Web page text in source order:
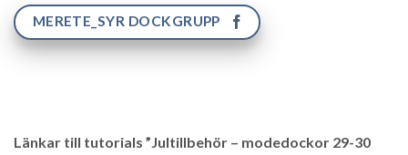
MERETE_SYR DOCKGRUPP
Länkar till tutorials ”Jultillbehör – modedockor 29-30